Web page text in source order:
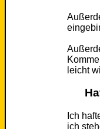
leicht
Ich
ich